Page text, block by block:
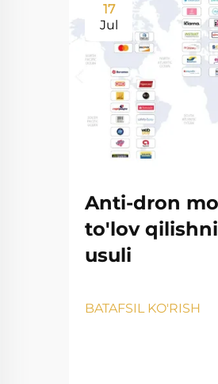
17
Jul
Anti-dron
to'lov
usuli
BATAFSIL KO'RISH